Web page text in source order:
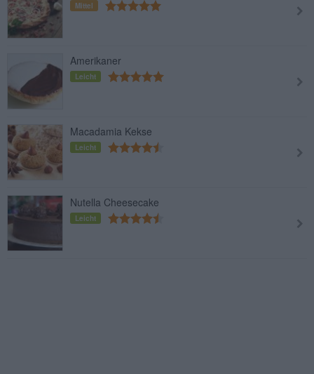
Mittel
Amerikaner
Leicht
Macadamia Kekse
Leicht
Nutella Cheesecake
Leicht